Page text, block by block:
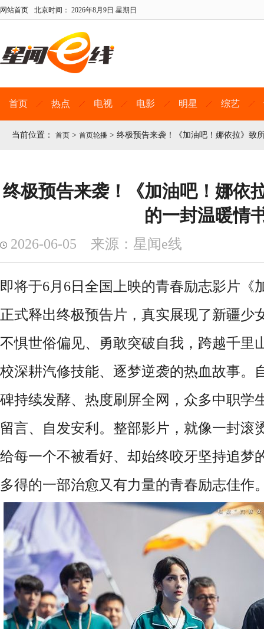
网站首页 北京时间： 2026年8月9日 星期日
首页 热点 电视 电影 明星 综艺
当前位置： 首页 > 首页轮播 > 终极预告来袭！《加油吧！娜依拉》致
终极预告来袭！《加油吧！娜依
的一封温暖情
2026-06-05 来源：星闻e线
即将于6月 6日全国上映的青春励志影片《
正式释出终极预告片，真实展现了新疆少
不惧世俗偏见、勇敢突破自我，跨越千里
校深耕汽修技能、逐梦逆袭的热血故事。
碑持续发酵、热度刷屏全网，众多中职学
留言、自发安利。整部影片，就像一封滚
给每一个不被看好、却始终咬牙坚持追梦
多得的一部治愈又有力量的青春励志佳作